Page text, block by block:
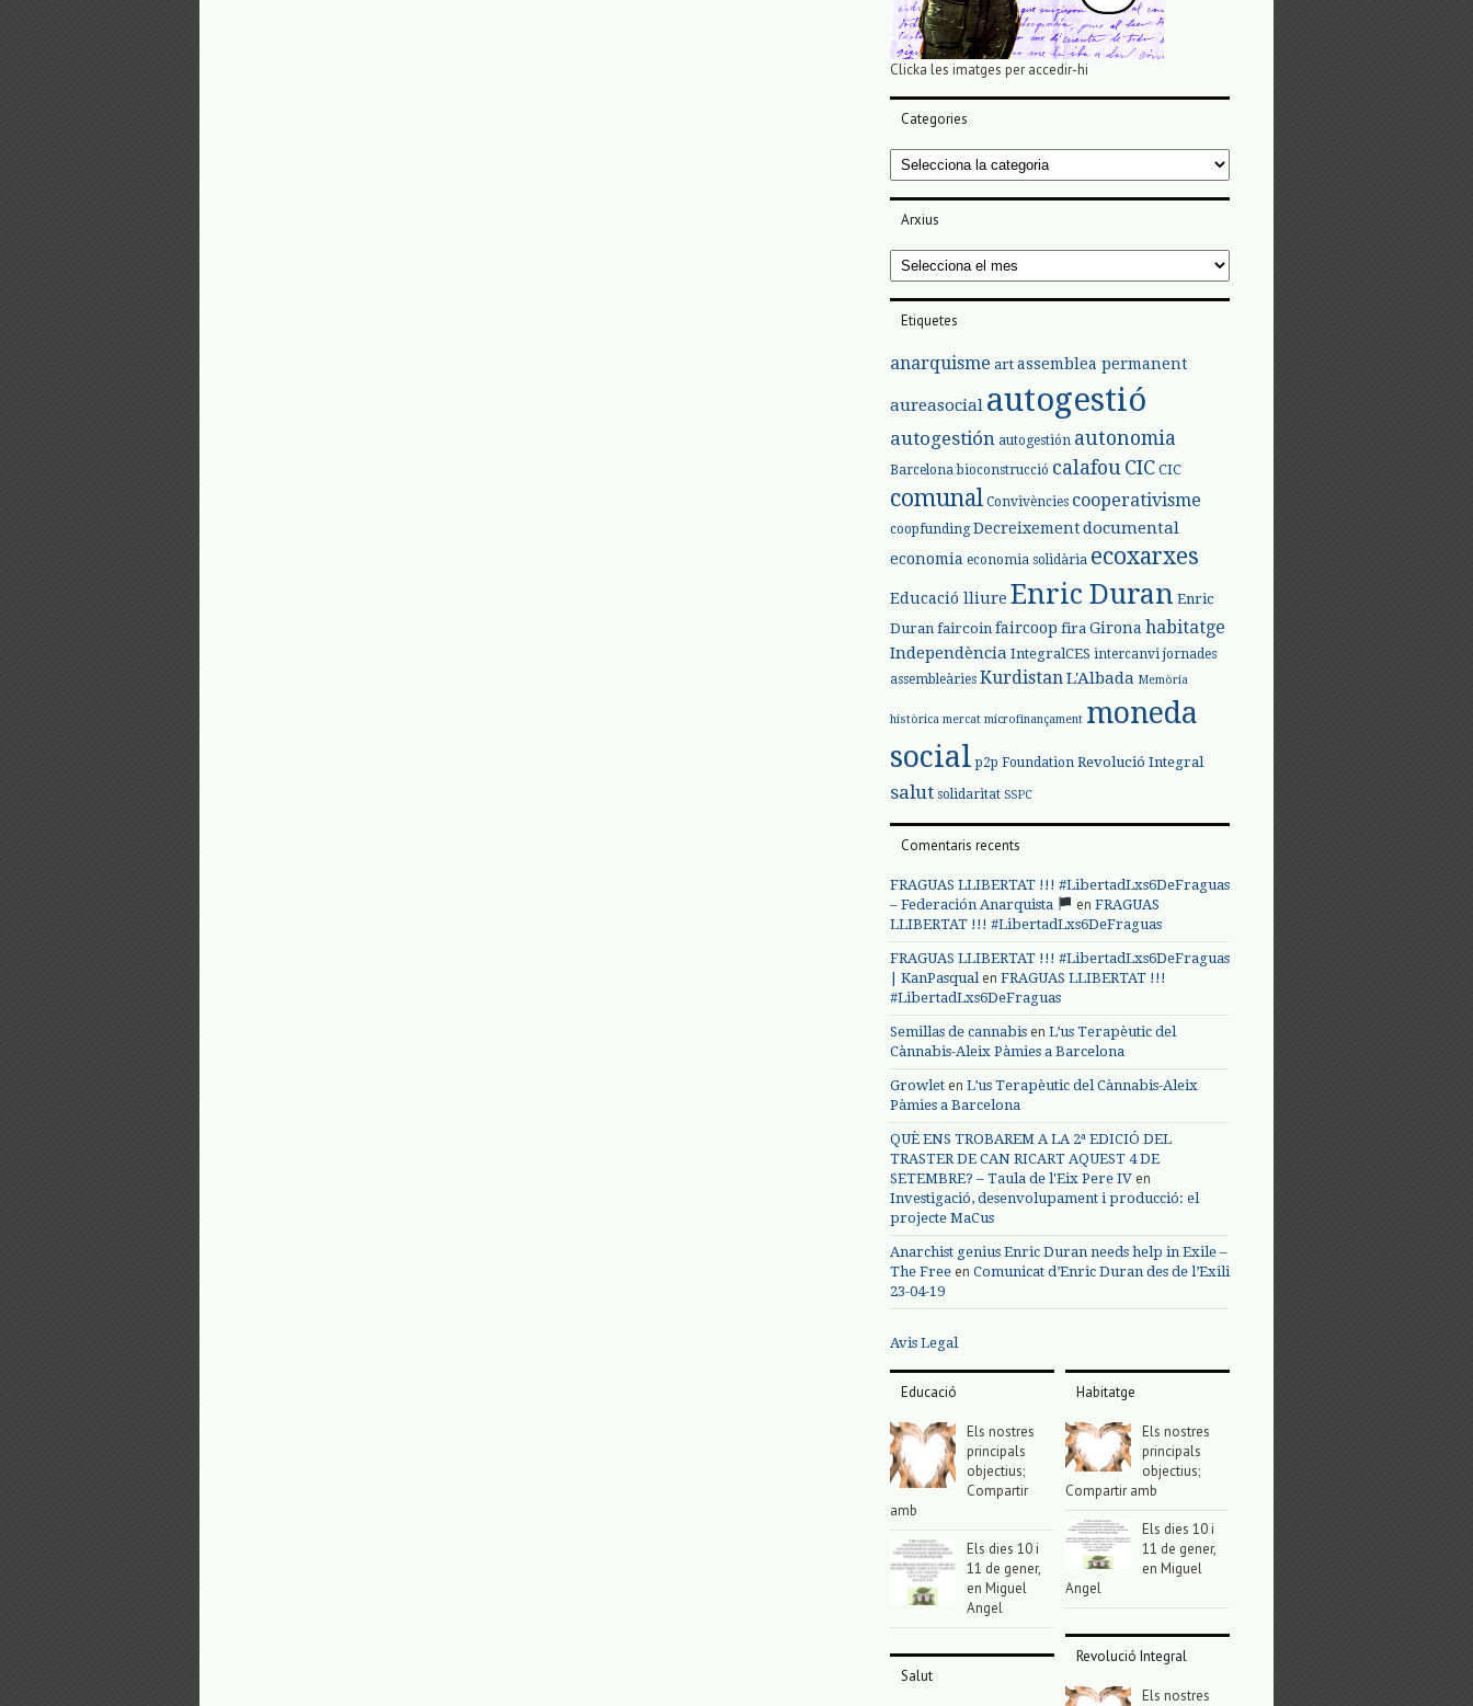
Clicka les imatges per accedir-hi
Categories
Categories
Arxius
Arxius
Etiquetes
anarquisme art assemblea permanent
aureasocial autogestió
autogestión autogestión autonomia
Barcelona bioconstrucció calafou CIC CIC
comunal Convivències cooperativisme
coopfunding Decreixementdocumental
economia economia solidària ecoxarxes
Educació lliure Enric Duran Enric
Duran faircoin faircoop fira Girona habitatge
Independència IntegralCES intercanvi jornades
assembleàries Kurdistan L'Albada Memòria
històrica mercat microfinançament moneda
social p2p Foundation Revolució Integral
salut solidaritat SSPC
Comentaris recents
FRAGUAS LLIBERTAT !!! #LibertadLxs6DeFraguas
– Federación Anarquista
en FRAGUAS
LLIBERTAT !!! #LibertadLxs6DeFraguas
FRAGUAS LLIBERTAT !!! #LibertadLxs6DeFraguas
| KanPasqualen FRAGUAS LLIBERTAT !!!
#LibertadLxs6DeFraguas
Semillas de cannabis en L’us Terapèutic del
Cànnabis-Aleix Pàmies a Barcelona
Growlet en L’us Terapèutic del Cànnabis-Aleix
Pàmies a Barcelona
QUÈ ENS TROBAREM A LA 2ª EDICIÓ DEL
TRASTER DE CAN RICART AQUEST 4 DE
SETEMBRE? – Taula de l'Eix Pere IV en
Investigació, desenvolupament i producció: el
projecte MaCus
Anarchist genius Enric Duran needs help in Exile –
The Free en Comunicat d’Enric Duran des de l’Exili
23-04-19
Avis Legal
Educació
Els nostres
principals
objectius;
Compartir
amb
Els dies 10 i
11 de gener,
en Miguel
Angel
Salut
Habitatge
Els nostres
principals
objectius;
Compartir amb
Els dies 10 i
11 de gener,
en Miguel
Angel
Revolució Integral
Els nostres